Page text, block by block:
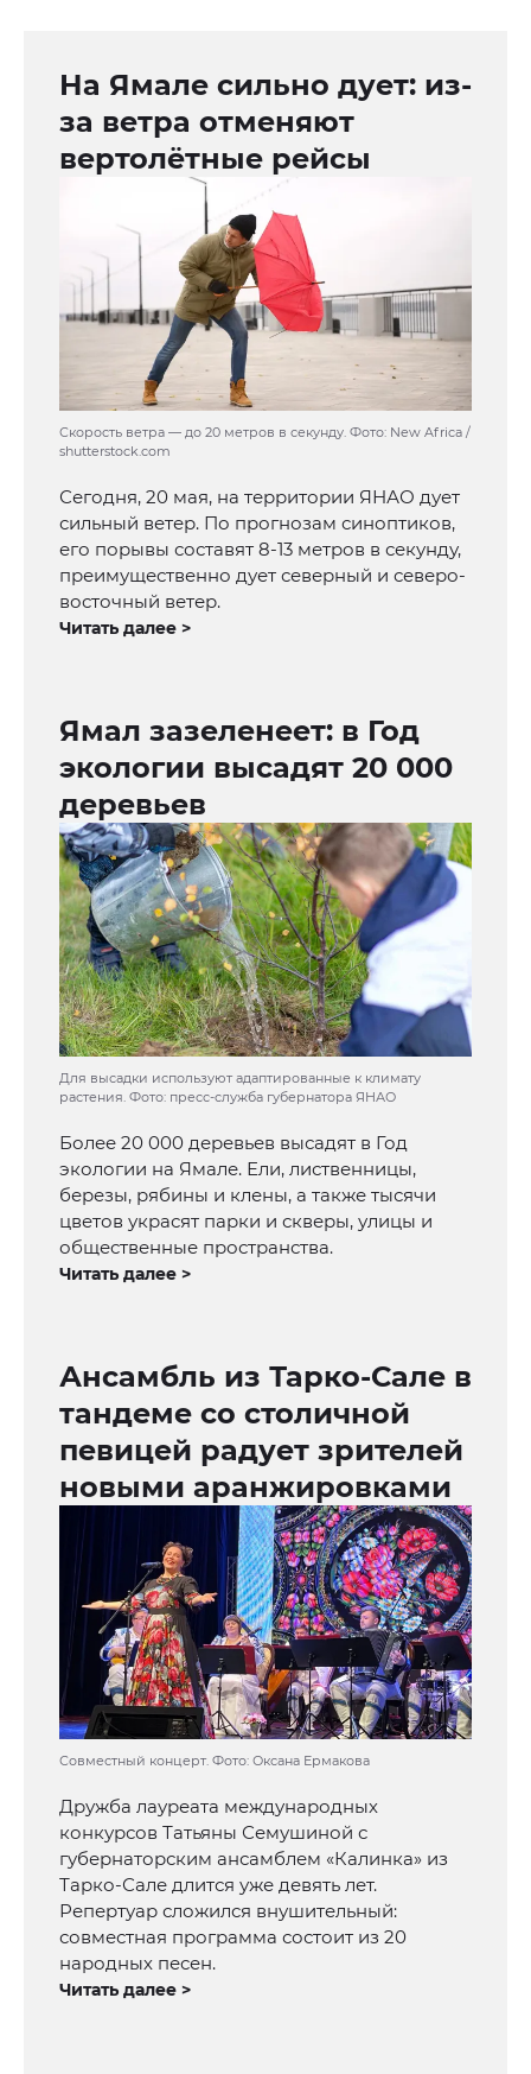
На Ямале сильно дует: из-
за ветра отменяют
вертолётные рейсы
Скорость ветра — до 20 метров в секунду. Фото: New Africa /
shutterstock.com
Сегодня, 20 мая, на территории ЯНАО дует
сильный ветер. По прогнозам синоптиков,
его порывы составят 8-13 метров в секунду,
преимущественно дует северный и северо-
восточный ветер.
Читать далее >
Ямал зазеленеет: в Год
экологии высадят 20 000
деревьев
Для высадки используют адаптированные к климату
растения. Фото: пресс-служба губернатора ЯНАО
Более 20 000 деревьев высадят в Год
экологии на Ямале. Ели, лиственницы,
березы, рябины и клены, а также тысячи
цветов украсят парки и скверы, улицы и
общественные пространства.
Читать далее >
Ансамбль из Тарко-Сале в
тандеме со столичной
певицей радует зрителей
новыми аранжировками
Совместный концерт. Фото: Оксана Ермакова
Дружба лауреата международных
конкурсов Татьяны Семушиной с
губернаторским ансамблем «Калинка» из
Тарко-Сале длится уже девять лет.
Репертуар сложился внушительный:
совместная программа состоит из 20
народных песен.
Читать далее >